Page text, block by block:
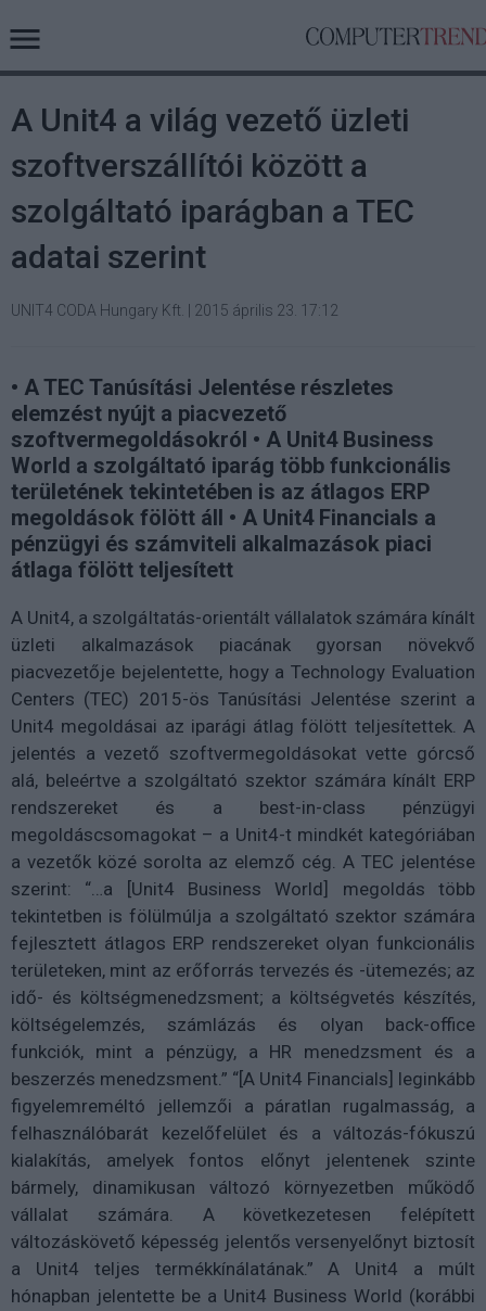
A Unit4 a világ vezető üzleti
szoftverszállítói között a
szolgáltató iparágban a TEC
adatai szerint
UNIT4 CODA Hungary Kft. 2015 április 23. 17:12
• A TEC Tanúsítási Jelentése részletes
elemzést nyújt a piacvezető
szoftvermegoldásokról • A Unit4 Business
World a szolgáltató iparág több funkcionális
területének tekintetében is az átlagos ERP
megoldások fölött áll • A Unit4 Financials a
pénzügyi és számviteli alkalmazások piaci
átlaga fölött teljesített
A Unit4, a szolgáltatás-orientált vállalatok számára kínált
üzleti alkalmazások piacának gyorsan növekvő
piacvezetője bejelentette, hogy a Technology Evaluation
Centers (TEC) 2015-ös Tanúsítási Jelentése szerint a
Unit4 megoldásai az iparági átlag fölött teljesítettek. A
jelentés a vezető szoftvermegoldásokat vette górcső
alá, beleértve a szolgáltató szektor számára kínált ERP
rendszereket és a best-in-class pénzügyi
megoldáscsomagokat – a Unit4-t mindkét kategóriában
a vezetők közé sorolta az elemző cég. A TEC jelentése
szerint: “…a [Unit4 Business World] megoldás több
tekintetben is fölülmúlja a szolgáltató szektor számára
fejlesztett átlagos ERP rendszereket olyan funkcionális
területeken, mint az erőforrás tervezés és -ütemezés; az
idő- és költségmenedzsment; a költségvetés készítés,
költségelemzés, számlázás és olyan back-office
funkciók, mint a pénzügy, a HR menedzsment és a
beszerzés menedzsment.” “[A Unit4 Financials] leginkább
figyelemreméltó jellemzői a páratlan rugalmasság, a
felhasználóbarát kezelőfelület és a változás-fókuszú
kialakítás, amelyek fontos előnyt jelentenek szinte
bármely, dinamikusan változó környezetben működő
vállalat számára. A következetesen felépített
változáskövető képesség jelentős versenyelőnyt biztosít
a Unit4 teljes termékkínálatának.” A Unit4 a múlt
hónapban jelentette be a Unit4 Business World (korábbi